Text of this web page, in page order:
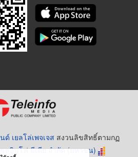
ด์ เยลโล่เพจเจส สงวนลิขสิทธิ์ตามกฏ
เลอินโฟ มีเดีย จำกัด (มหาชน)